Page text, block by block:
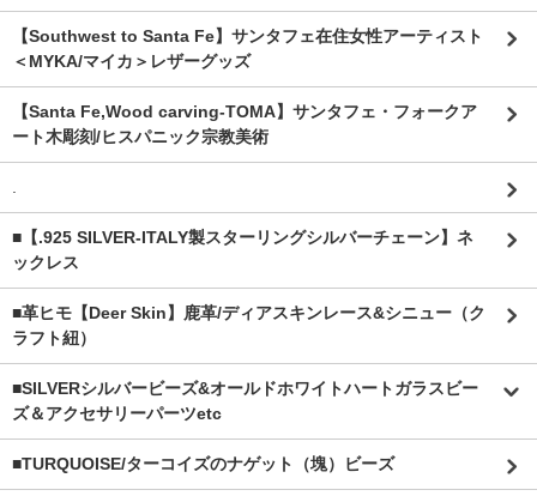
【Southwest to Santa Fe】サンタフェ在住女性アーティスト
＜MYKA/マイカ＞レザーグッズ
【Santa Fe,Wood carving-TOMA】サンタフェ・フォークア
ート木彫刻/ヒスパニック宗教美術
■【.925 SILVER-ITALY製スターリングシルバーチェーン】ネ
ックレス
■革ヒモ【Deer Skin】鹿革/ディアスキンレース&シニュー（ク
ラフト紐）
■SILVERシルバービーズ&オールドホワイトハートガラスビー
ズ＆アクセサリーパーツetc
■TURQUOISE/ターコイズのナゲット（塊）ビーズ